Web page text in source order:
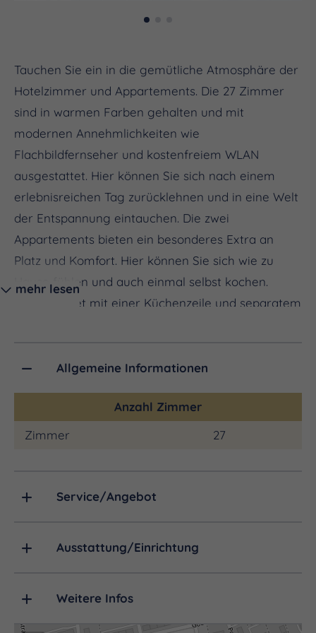
Tauchen Sie ein in die gemütliche Atmosphäre der
Hotelzimmer und Appartements. Die 27 Zimmer
sind in warmen Farben gehalten und mit
modernen Annehmlichkeiten wie
Flachbildfernseher und kostenfreiem WLAN
ausgestattet. Hier können Sie sich nach einem
erlebnisreichen Tag zurücklehnen und in eine Welt
der Entspannung eintauchen. Die zwei
Appartements bieten ein besonderes Extra an
Platz und Komfort. Hier können Sie sich wie zu
Hause fühlen und auch einmal selbst kochen.
Ausgestattet mit einer Küchenzeile und separatem
darauf, Sie bald bei begrüßen zu dürfen.
mehr lesen
Allgemeine Informationen
Anzahl Zimmer
Zimmer
27
Service/Angebot
Ausstattung/Einrichtung
Weitere Infos